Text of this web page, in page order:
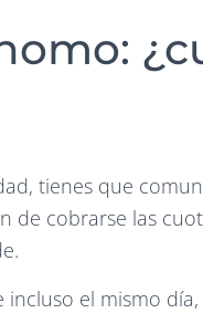
tienes que
de cobrarse las
incluso el mismo